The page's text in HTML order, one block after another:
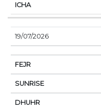
19/07/2026